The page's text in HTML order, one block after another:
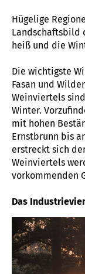
Hügelige
Landschaftsbild
heiß und die
Die wichtigste
Fasan und
Weinviertels
Winter.
mit hohen
Ernstbrunn bis
erstreckt sich
Weinviertels
vorkommenden
Das